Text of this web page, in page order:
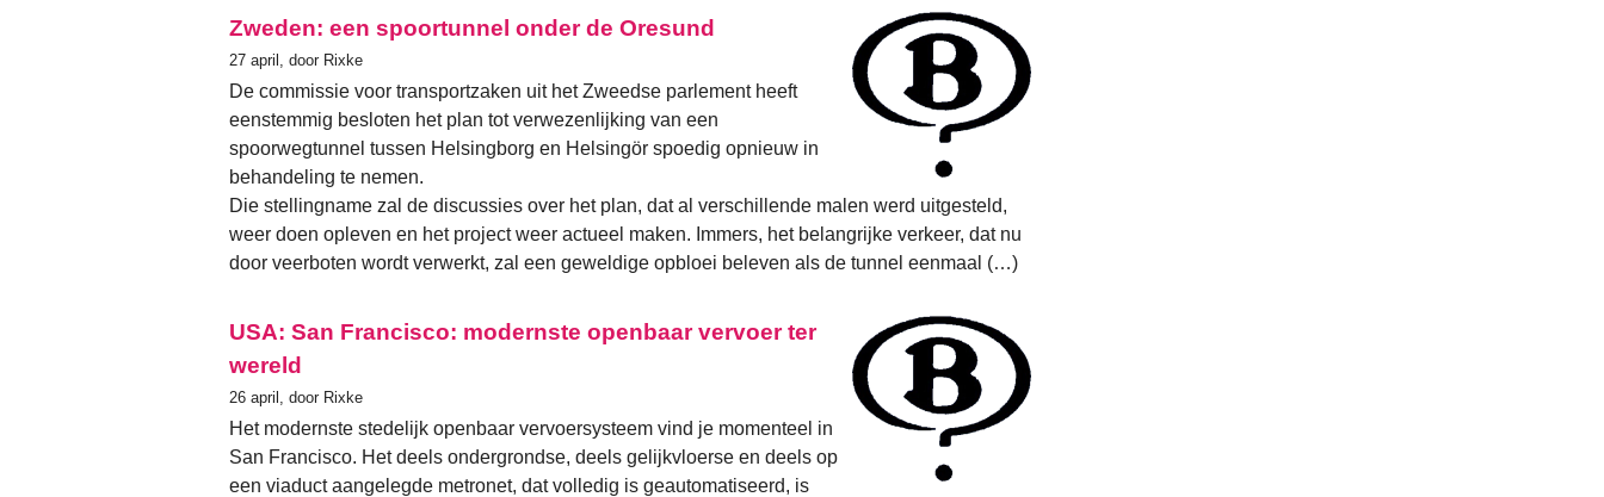
Zweden: een spoortunnel onder de Oresund
27 april, door Rixke
De commissie voor transportzaken uit het Zweedse parlement heeft
eenstemmig besloten het plan tot verwezenlijking van een
spoorwegtunnel tussen Helsingborg en Helsingör spoedig opnieuw in
behandeling te nemen.
Die stellingname zal de discussies over het plan, dat al verschillende malen werd uitgesteld,
weer doen opleven en het project weer actueel maken. Immers, het belangrijke verkeer, dat nu
door veerboten wordt verwerkt, zal een geweldige opbloei beleven als de tunnel eenmaal (…)
USA: San Francisco: modernste openbaar vervoer ter
wereld
26 april, door Rixke
Het modernste stedelijk openbaar vervoersysteem vind je momenteel in
San Francisco. Het deels ondergrondse, deels gelijkvloerse en deels op
een viaduct aangelegde metronet, dat volledig is geautomatiseerd, is